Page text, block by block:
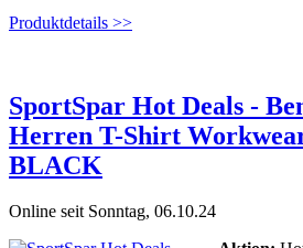
Produktdetails >>
SportSpar Hot Deals -
Herren T-Shirt
BLACK
Online seit Sonntag, 06.10.24